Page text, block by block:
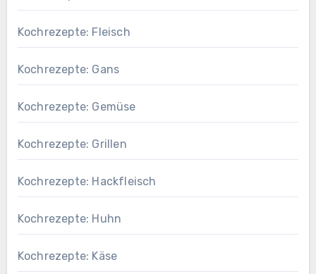
Kochrezepte: Fleisch
Kochrezepte: Gans
Kochrezepte: Gemüse
Kochrezepte: Grillen
Kochrezepte: Hackfleisch
Kochrezepte: Huhn
Kochrezepte: Käse